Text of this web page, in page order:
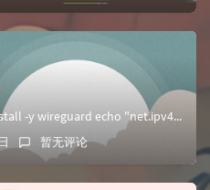
//主节点代码 apt update apt install -y wireguard echo "net.ipv4.ip_forward =...
暂无评论